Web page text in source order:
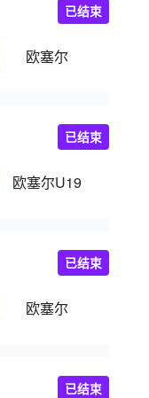
欧塞尔
已结束
欧塞尔U19
已结束
欧塞尔
已结束
已结束